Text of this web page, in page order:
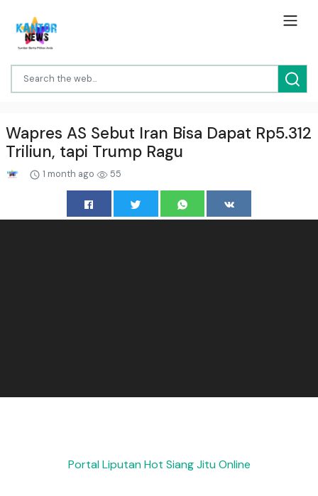
Wapres AS Sebut Iran Bisa Dapat Rp5.312
Triliun, tapi Trump Ragu
1 month ago 55
Portal Liputan Hot Siang Jitu Online